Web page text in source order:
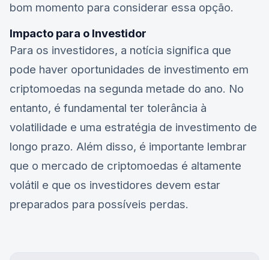
bom momento para considerar essa opção.
Impacto para o Investidor
Para os investidores, a notícia significa que
pode haver oportunidades de investimento em
criptomoedas na segunda metade do ano. No
entanto, é fundamental ter tolerância à
volatilidade e uma estratégia de investimento de
longo prazo. Além disso, é importante lembrar
que o mercado de criptomoedas é altamente
volátil e que os investidores devem estar
preparados para possíveis perdas.